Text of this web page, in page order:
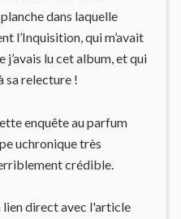
dans laquelle
l’Inquisition, qui m’avait
lu cet album, et qui
sa relecture !
enquête au parfum
uchronique très
crédible.
direct avec l'article